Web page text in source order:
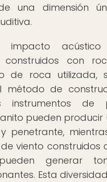
una dimensión
impacto
construidos con
de roca utilizada,
de
instrumentos de
pueden producir
penetrante,
viento construidos
generar
Esta